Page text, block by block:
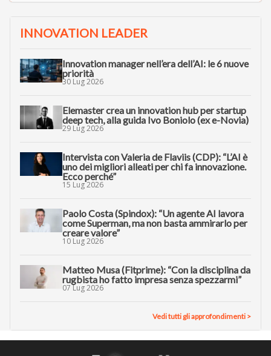
INNOVATION LEADER
Innovation manager nell’era dell’AI: le 6 nuove
priorità
30 Lug 2026
Elemaster crea un innovation hub per startup
deep tech, alla guida Ivo Boniolo (ex e-Novia)
29 Lug 2026
Intervista con Valeria de Flaviis (CDP): “L’AI è
uno dei migliori alleati per chi fa innovazione.
Ecco perché”
15 Lug 2026
Paolo Costa (Spindox): “Un agente AI lavora
come Superman, ma non basta ammirarlo per
creare valore”
10 Lug 2026
Matteo Musa (Fitprime): “Con la disciplina da
rugbista ho fatto impresa senza spezzarmi”
07 Lug 2026
Vedi tutti gli approfondimenti >